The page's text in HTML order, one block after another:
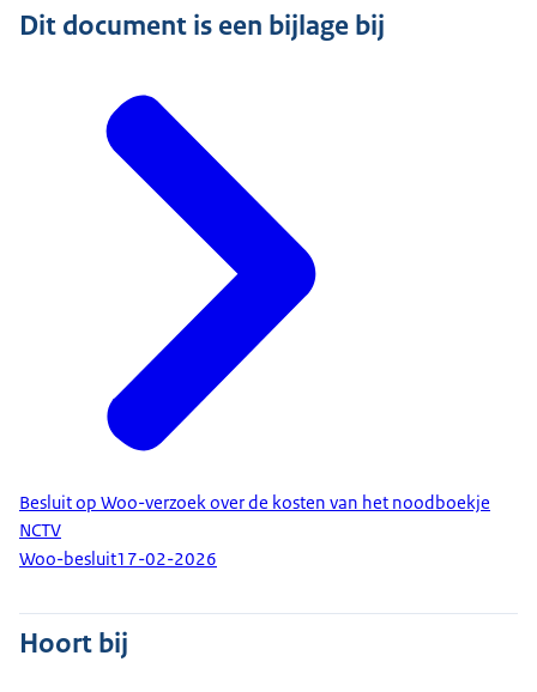
Dit document is een bijlage bij
Besluit op Woo-verzoek over de kosten van het noodboekje
NCTV
Woo-besluit17-02-2026
Hoort bij